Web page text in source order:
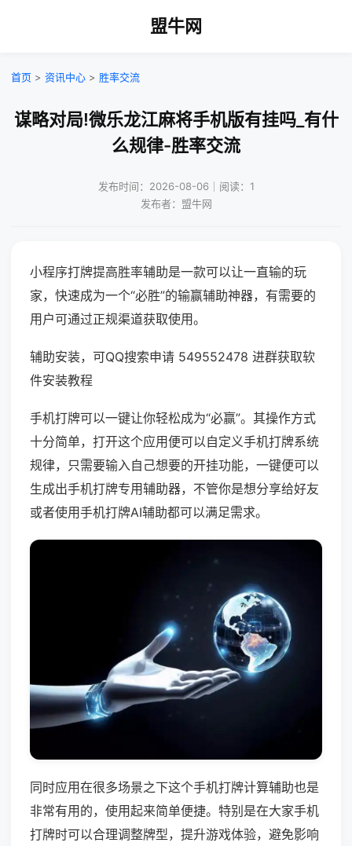
盟牛网
首页 > 资讯中心 > 胜率交流
谋略对局!微乐龙江麻将手机版有挂吗_有什
么规律-胜率交流
发布时间：2026-08-06｜阅读：1
发布者：盟牛网
小程序打牌提高胜率辅助是一款可以让一直输的玩
家，快速成为一个“必胜”的输赢辅助神器，有需要的
用户可通过正规渠道获取使用。
辅助安装，可QQ搜索申请 549552478 进群获取软
件安装教程
手机打牌可以一键让你轻松成为“必赢”。其操作方式
十分简单，打开这个应用便可以自定义手机打牌系统
规律，只需要输入自己想要的开挂功能，一键便可以
生成出手机打牌专用辅助器，不管你是想分享给好友
或者使用手机打牌AI辅助都可以满足需求。
同时应用在很多场景之下这个手机打牌计算辅助也是
非常有用的，使用起来简单便捷。特别是在大家手机
打牌时可以合理调整牌型，提升游戏体验，避免影响